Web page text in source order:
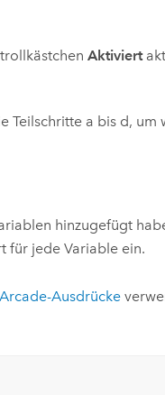
Aktiviert
Teilschritte a bis d, um
hinzugefügt
für jede Variable ein.
-Ausdrücke